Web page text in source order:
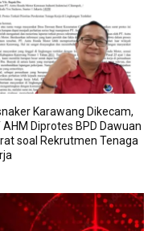
Karawang Dikecam,
AHM Diprotes BPD Dawuan
soal Rekrutmen Tenaga